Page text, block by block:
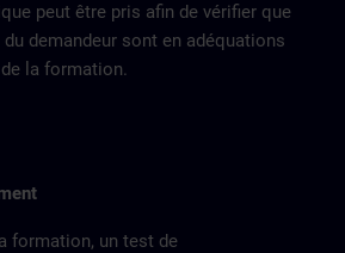
peut être pris afin de vérifier que
demandeur sont en adéquations
la formation.
formation, un test de